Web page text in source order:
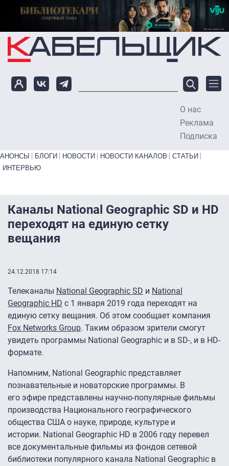
Перейти к основному содержанию
О нас
Реклама
Подписка
Primary links bottom
АНОНСЫ БЛОГИ НОВОСТИ НОВОСТИ КАНАЛОВ
СТАТЬИ
ИНТЕРВЬЮ
Каналы National Geographic SD и HD
переходят на единую сетку
вещания
24.12.2018 17:14
Телеканалы National Geographic SD и National
Geographic HD с 1 января 2019 года переходят на
единую сетку вещания. Об этом сообщает компания
Fox Networks Group. Таким образом зрители смогут
увидеть программы National Geographic и в SD-, и в HD-
формате.
Напомним, National Geographic представляет
познавательные и новаторские программы. В
его эфире представлены научно-популярные фильмы
производства Национального географического
общества США о науке, природе, культуре и
истории. National Geographic HD в 2006 году перевел
все документальные фильмы из фондов сетевой
библиотеки популярного канала National Geographic в